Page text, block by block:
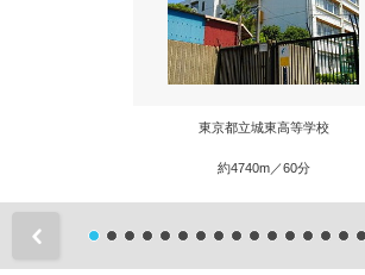
東京都立城東高等学校
約4740m／60分